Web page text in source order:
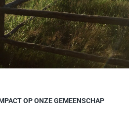
OP ONZE GEMEENSCHAP